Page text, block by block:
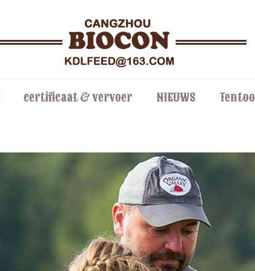
certificaat & vervoer NIEUWS